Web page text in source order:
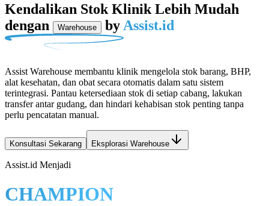
Kendalikan Stok Klinik Lebih Mudah
dengan
Warehouse by Assist.id
Assist Warehouse membantu klinik mengelola stok barang, BHP,
alat kesehatan, dan obat secara otomatis dalam satu sistem
terintegrasi. Pantau ketersediaan stok di setiap cabang, lakukan
transfer antar gudang, dan hindari kehabisan stok penting tanpa
perlu pencatatan manual.
Konsultasi Sekarang Eksplorasi Warehouse
Assist.id Menjadi
CHAMPION